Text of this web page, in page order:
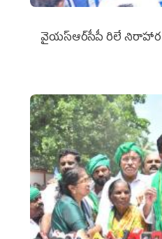
వైయ‌స్ఆర్‌సీపీ రిలే నిరాహార